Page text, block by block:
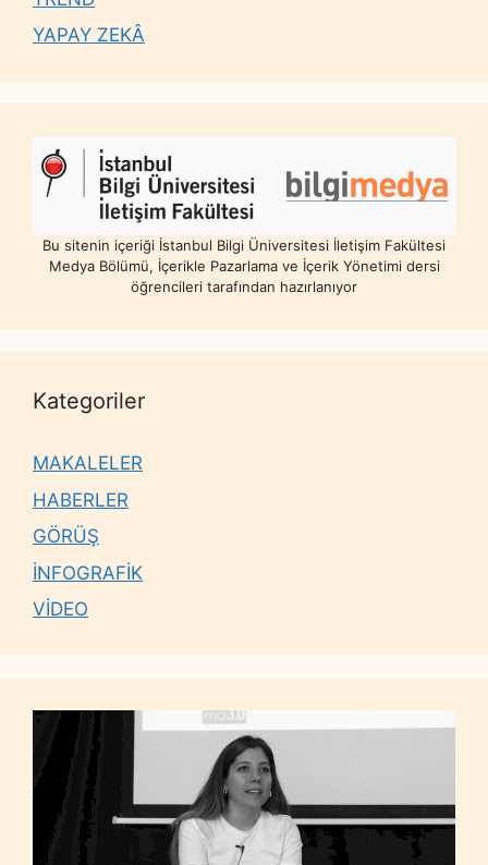
YAPAY ZEKÂ
Bu sitenin içeriği İstanbul Bilgi Üniversitesi İletişim Fakültesi
Medya Bölümü, İçerikle Pazarlama ve İçerik Yönetimi dersi
öğrencileri tarafından hazırlanıyor
Kategoriler
MAKALELER
HABERLER
GÖRÜŞ
İNFOGRAFİK
VİDEO